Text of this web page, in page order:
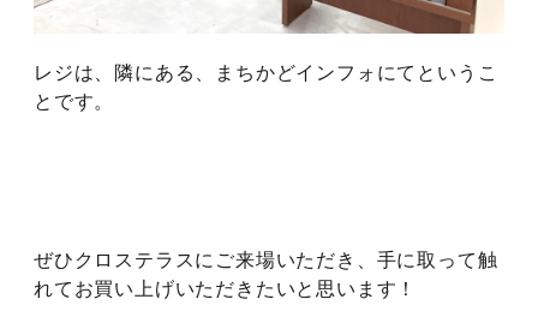
レジは、隣にある、まちかどインフォにてというこ
とです。
ぜひクロステラスにご来場いただき、手に取って触
れてお買い上げいただきたいと思います！